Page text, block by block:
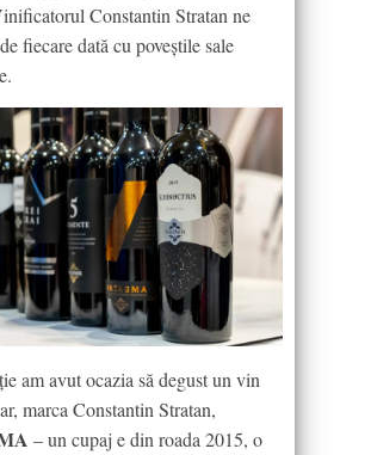
Constantin Stratan ne
fiecare dată cu poveștile sale
am avut ocazia să degust un vin
marca Constantin Stratan,
– un cupaj e din roada 2015, o